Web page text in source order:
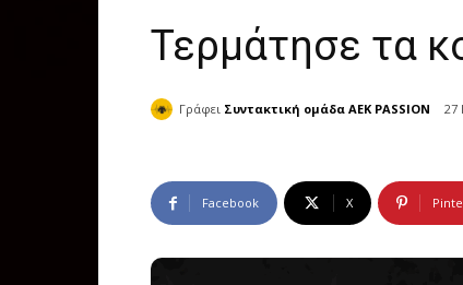
Τερμάτησε τα
Γράφει Συντακτική ομάδα AEK PASSION 27
Facebook X